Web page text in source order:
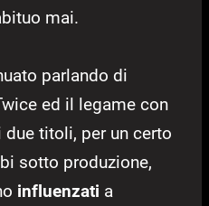
mai.
parlando di
ed il legame con
due titoli, per un certo
sotto produzione,
influenzati a